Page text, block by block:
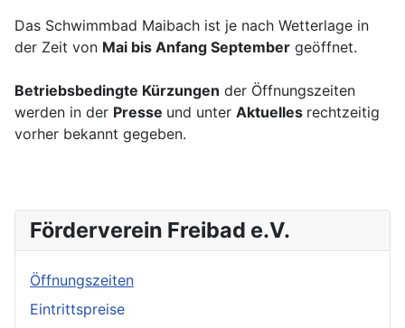
Förderverein Freibad e.V.
Öffnungszeiten
Eintrittspreise
Das Schwimmbad Maibach ist je nach Wetterlage in
der Zeit von Mai bis Anfang September geöffnet.
Betriebsbedingte Kürzungen der Öffnungszeiten
werden in der Presse und unter Aktuelles rechtzeitig
vorher bekannt gegeben.